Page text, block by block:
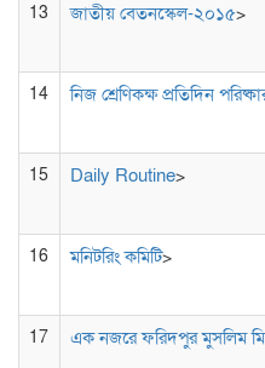
13 জাতীয় বেতনস্কেল-২০১৫>
14 নিজ শ্রেণিকক্ষ প্রতিদিন
15 Daily Routine>
16 মনিটরিং কমিটি>
17 এক নজরে ফরিদপুর মুসলিম